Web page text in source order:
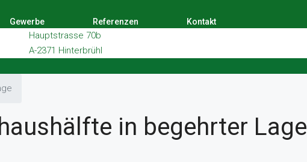
Gewerbe Referenzen Kontakt
Hauptstrasse 70b
A-2371 Hinterbrühl
in begehrter Lage